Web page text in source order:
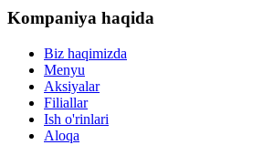
Kompaniya haqida
Biz haqimizda
Menyu
Aksiyalar
Filiallar
Ish o'rinlari
Aloqa